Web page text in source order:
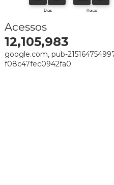
Acessos
12,105,983
google.com, pub-
f08c47fec0942fa0